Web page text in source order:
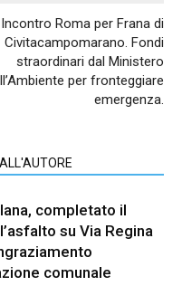
Incontro Roma per Frana di
Civitacampomarano. Fondi
straordinari dal Ministero
per fronteggiare
emergenza.
completato il
su Via Regina
comunale